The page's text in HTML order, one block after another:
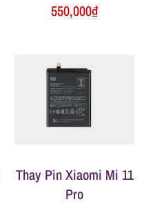
550,000₫
Thay Pin Xiaomi Mi 11
Pro